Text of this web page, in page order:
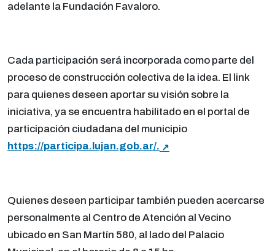
adelante la Fundación Favaloro.
Cada participación será incorporada como parte del
proceso de construcción colectiva de la idea. El link
para quienes deseen aportar su visión sobre la
iniciativa, ya se encuentra habilitado en el portal de
participación ciudadana del municipio
https://participa.lujan.gob.ar/.
Quienes deseen participar también pueden acercarse
personalmente al Centro de Atención al Vecino
ubicado en San Martín 580, al lado del Palacio